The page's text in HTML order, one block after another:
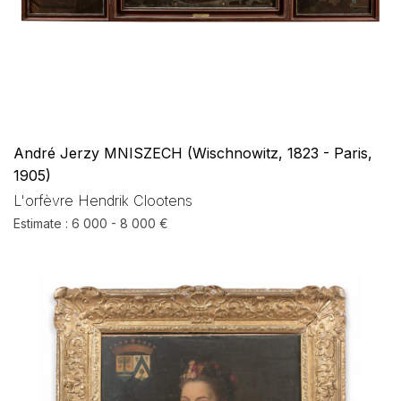
André Jerzy MNISZECH (Wischnowitz, 1823 - Paris,
1905)
L'orfèvre Hendrik Clootens
Estimate : 6 000 - 8 000 €